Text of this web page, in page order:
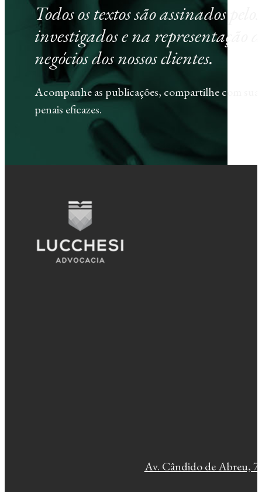
Todos os textos são assinados
investigados e na representação
negócios dos nossos clientes.
Acompanhe as publicações, compartilhe com
penais eficazes.
Av. Cândido de Abreu,